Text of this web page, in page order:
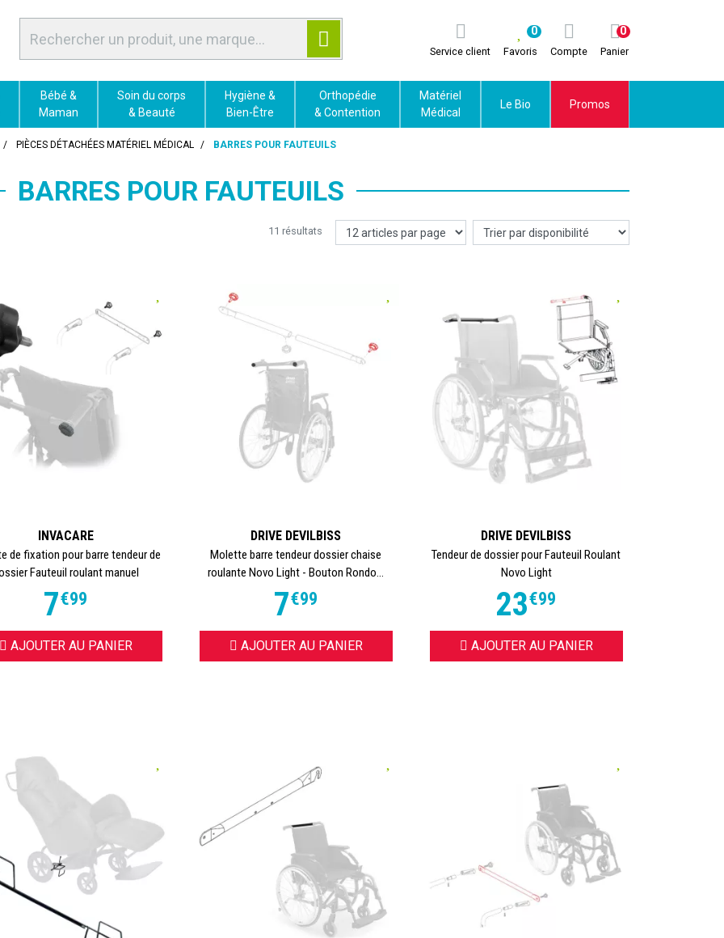
Service client Favoris
0
Compte Panier
0
Bébé &
Maman
Soin du corps
& Beauté
Hygiène &
Bien-Être
Orthopédie
& Contention
Matériel
Médical
Le Bio Promos
PIÈCES DÉTACHÉES MATÉRIEL MÉDICAL BARRES POUR FAUTEUILS
BARRES POUR FAUTEUILS
11 résultats
INVACARE
de fixation pour barre tendeur de
Fauteuil roulant manuel
7€99
AJOUTER AU PANIER
DRIVE DEVILBISS
Molette barre tendeur dossier chaise
roulante Novo Light - Bouton Rondo...
7€99
AJOUTER AU PANIER
DRIVE DEVILBISS
Tendeur de dossier pour Fauteuil Roulant
Novo Light
23€99
AJOUTER AU PANIER